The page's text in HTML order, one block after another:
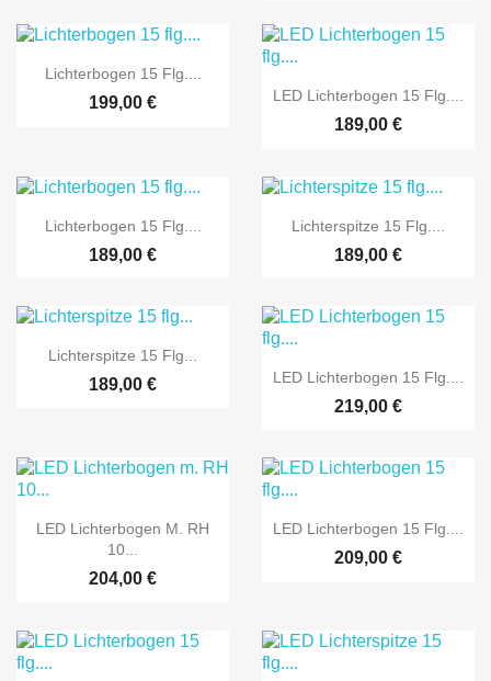
 Vorschau
Lichterbogen 15 Flg....
199,00 €  Vorschau
LED Lichterbogen 15 Flg....
189,00 €
 Vorschau
Lichterbogen 15 Flg....
189,00 €
 Vorschau
Lichterspitze 15 Flg....
189,00 €
 Vorschau
Lichterspitze 15 Flg...
189,00 €  Vorschau
LED Lichterbogen 15 Flg....
219,00 €
 Vorschau
LED Lichterbogen M. RH
10...
204,00 €
 Vorschau
LED Lichterbogen 15 Flg....
209,00 €